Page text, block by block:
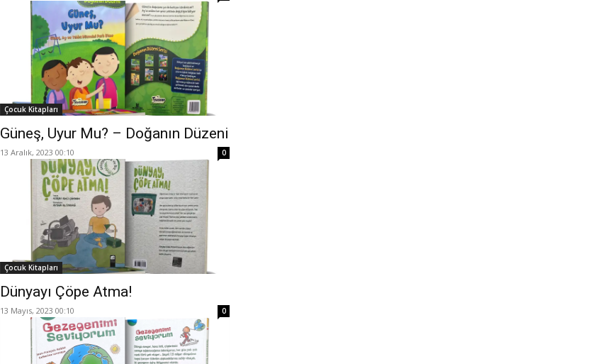
Çocuk Kitapları
Güneş, Uyur Mu? – Doğanın Düzeni
13 Aralık, 2023 00:10 0
Çocuk Kitapları
Dünyayı Çöpe Atma!
13 Mayıs, 2023 00:10 0